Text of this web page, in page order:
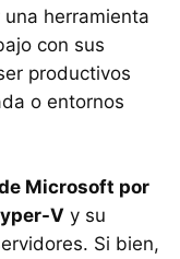
herramienta
con sus
productivos
o entornos
Microsoft por
V y su
Si bien,